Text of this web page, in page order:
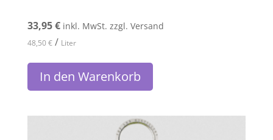
33,95€ inkl. MwSt. zzgl. Versand
48,50€/ Liter
In den Warenkorb